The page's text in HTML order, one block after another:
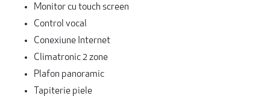
Monitor cu touch screen
Control vocal
Conexiune Internet
Climatronic 2 zone
Plafon panoramic
Tapiterie piele